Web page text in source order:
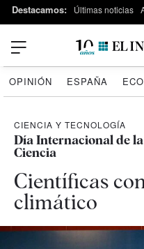
Destacamos: Últimas noticias
OPINIÓN ESPAÑA
CIENCIA Y TECNOLOGÍA
Día Internacional de
Ciencia
Científicas
climático